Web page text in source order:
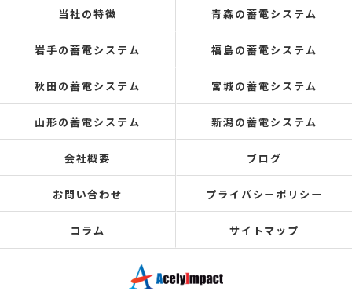
当社の特徴 青森の蓄電システム
岩手の蓄電システム 福島の蓄電システム
秋田の蓄電システム 宮城の蓄電システム
山形の蓄電システム 新潟の蓄電システム
会社概要 ブログ
お問い合わせ プライバシーポリシー
コラム サイトマップ